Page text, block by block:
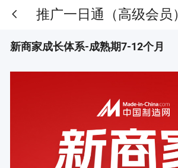
推广一日通（高级会员）
新商家成长体系-成熟期7-12个月